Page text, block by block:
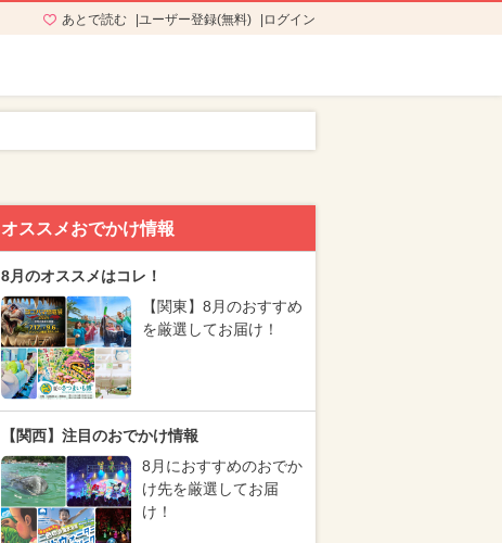
あとで読む ユーザー登録(無料) ログイン
オススメおでかけ情報
8月のオススメはコレ！
【関東】8月のおすすめ
を厳選してお届け！
【関西】注目のおでかけ情報
8月におすすめのおでか
け先を厳選してお届
け！